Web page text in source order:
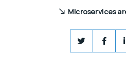
Microservices